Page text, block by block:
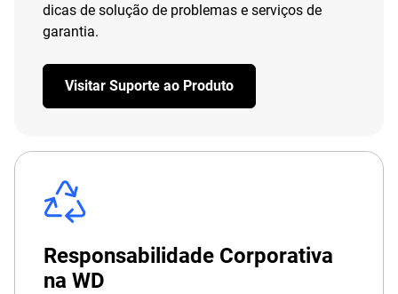
dicas de solução de problemas e serviços de
garantia.
Visitar Suporte ao Produto
Responsabilidade Corporativa
na WD